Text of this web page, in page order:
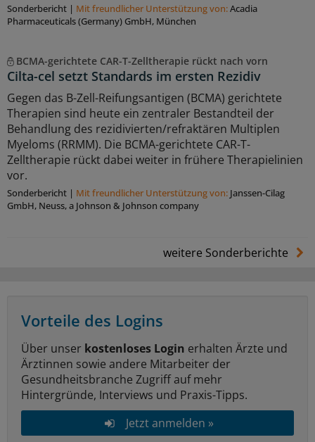
Sonderbericht | Mit freundlicher Unterstützung von:Acadia
Pharmaceuticals (Germany) GmbH, München
BCMA-gerichtete CAR-T-Zelltherapie rückt nach vorn
Cilta-cel setzt Standards im ersten Rezidiv
Gegen das B-Zell-Reifungsantigen (BCMA) gerichtete
Therapien sind heute ein zentraler Bestandteil der
Behandlung des rezidivierten/refraktären Multiplen
Myeloms (RRMM). Die BCMA-gerichtete CAR-T-
Zelltherapie rückt dabei weiter in frühere Therapielinien
vor.
Sonderbericht | Mit freundlicher Unterstützung von: Janssen-Cilag
GmbH, Neuss, a Johnson & Johnson company
weitere Sonderberichte
Vorteile des Logins
Über unser kostenloses Login erhalten Ärzte und
Ärztinnen sowie andere Mitarbeiter der
Gesundheitsbranche Zugriff auf mehr
Hintergründe, Interviews und Praxis-Tipps.
Jetzt anmelden »